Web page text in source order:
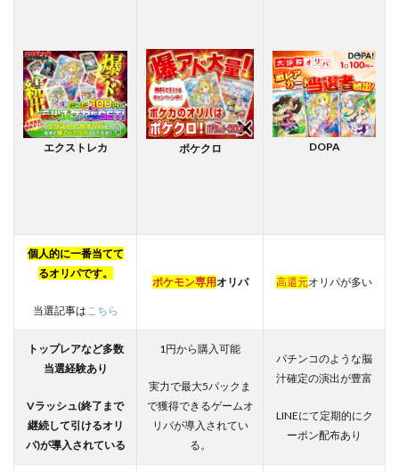
エクストレカ ポケクロ DOPA
個人的に一番当てて
るオリパです。
当選記事はこちら
ポケモン専用オリパ 高還元オリパが多い
トップレアなど多数
当選経験あり
Vラッシュ(終了まで
継続して引けるオリ
パ)が導入されている
1円から購入可能
実力で最大5パックま
で獲得できるゲームオ
リパが導入されてい
る。
パチンコのような脳
汁確定の演出が豊富
LINEにて定期的にク
ーポン配布あり